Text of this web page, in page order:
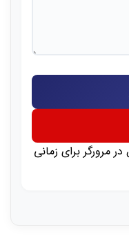
مرورگر برای زمانی